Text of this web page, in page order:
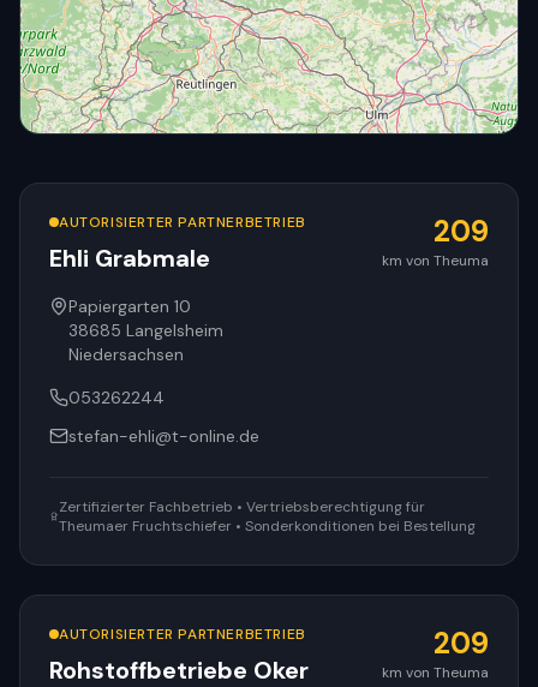
AUTORISIERTER PARTNERBETRIEB
Ehli Grabmale
209
km von Theuma
Papiergarten 10
38685 Langelsheim
Niedersachsen
053262244
stefan-ehli@t-online.de
Zertifizierter Fachbetrieb • Vertriebsberechtigung für
Theumaer Fruchtschiefer • Sonderkonditionen bei Bestellung
AUTORISIERTER PARTNERBETRIEB
Rohstoffbetriebe Oker
209
km von Theuma